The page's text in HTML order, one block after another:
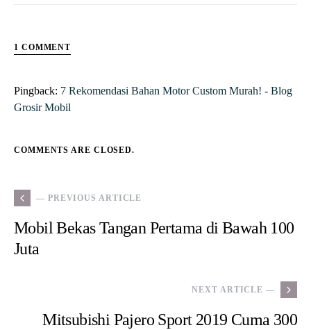
1 COMMENT
Pingback: 7 Rekomendasi Bahan Motor Custom Murah! - Blog
Grosir Mobil
COMMENTS ARE CLOSED.
— PREVIOUS ARTICLE
Mobil Bekas Tangan Pertama di Bawah 100
Juta
NEXT ARTICLE —
Mitsubishi Pajero Sport 2019 Cuma 300